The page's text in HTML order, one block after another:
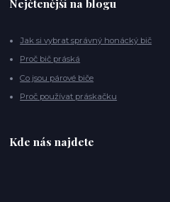
Jak si vybrat správný honácký bič
Proč bič práská
Co jsou párové biče
Proč používat práskačku
Kde nás najdete